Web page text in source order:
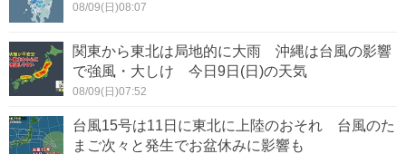
08/09(日)08:07
関東から東北は局地的に大雨 沖縄は台風の影響
で強風・大しけ 今日9日(日)の天気
08/09(日)07:52
台風15号は11日に東北に上陸のおそれ 台風のた
まご次々と発生でお盆休みに影響も